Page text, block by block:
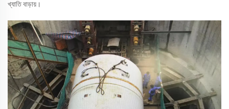
খ্যাতি বাড়ায়।